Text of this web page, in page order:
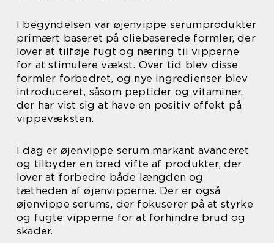
I begyndelsen var øjenvippe serumprodukter
primært baseret på oliebaserede formler, der
lover at tilføje fugt og næring til vipperne
for at stimulere vækst. Over tid blev disse
formler forbedret, og nye ingredienser blev
introduceret, såsom peptider og vitaminer,
der har vist sig at have en positiv effekt på
vippevæksten.
I dag er øjenvippe serum markant avanceret
og tilbyder en bred vifte af produkter, der
lover at forbedre både længden og
tætheden af øjenvipperne. Der er også
øjenvippe serums, der fokuserer på at styrke
og fugte vipperne for at forhindre brud og
skader.